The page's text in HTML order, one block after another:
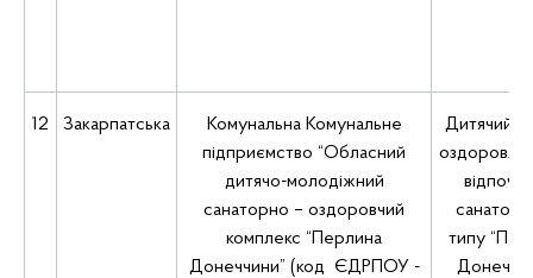
12 Закарпатська
Комунальна Комунальне
підприємство “Обласний
дитячо-молодіжний
санаторно – оздоровчий
комплекс “Перлина
Донеччини” (код ЄДРПОУ -
Дитячий
типу